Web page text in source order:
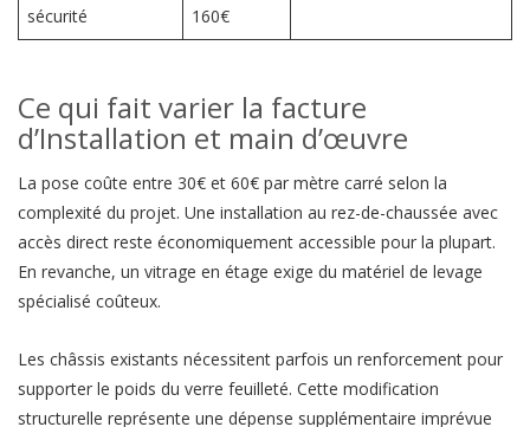
sécurité
160€
Ce qui fait varier la facture
d’Installation et main d’œuvre
La pose coûte entre 30€ et 60€ par mètre carré selon la
complexité du projet. Une installation au rez-de-chaussée avec
accès direct reste économiquement accessible pour la plupart.
En revanche, un vitrage en étage exige du matériel de levage
spécialisé coûteux.
Les châssis existants nécessitent parfois un renforcement pour
supporter le poids du verre feuilleté. Cette modification
structurelle représente une dépense supplémentaire imprévue